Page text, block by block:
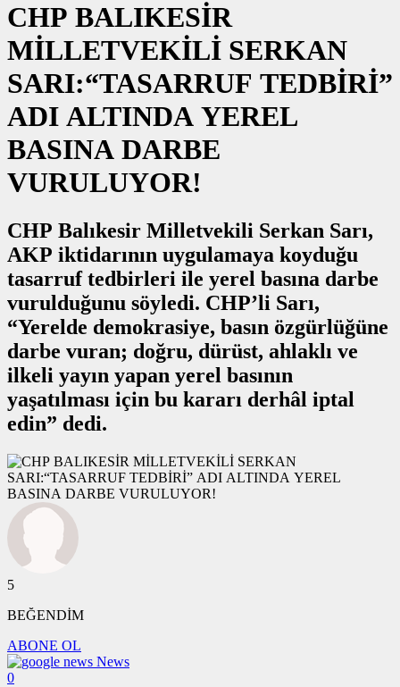
CHP BALIKESİR
MİLLETVEKİLİ SERKAN
SARI:“TASARRUF TEDBİRİ”
ADI ALTINDA YEREL
BASINA DARBE
VURULUYOR!
CHP Balıkesir Milletvekili Serkan Sarı,
AKP iktidarının uygulamaya koyduğu
tasarruf tedbirleri ile yerel basına darbe
vurulduğunu söyledi. CHP’li Sarı,
“Yerelde demokrasiye, basın özgürlüğüne
darbe vuran; doğru, dürüst, ahlaklı ve
ilkeli yayın yapan yerel basının
yaşatılması için bu kararı derhâl iptal
edin” dedi.
5
BEĞENDİM
ABONE OL
News
0